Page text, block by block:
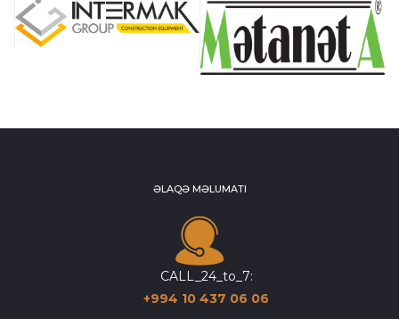
ƏLAQƏ MƏLUMATI
CALL_24_to_7:
+994 10 437 06 06